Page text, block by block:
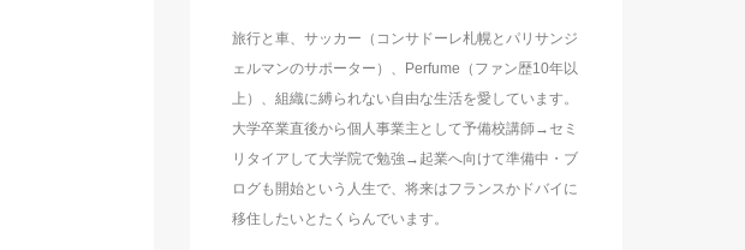
旅行と車、サッカー（コンサドーレ札幌とパリサンジ
ェルマンのサポーター）、Perfume（ファン歴10年以
上）、組織に縛られない自由な生活を愛しています。
大学卒業直後から個人事業主として予備校講師→セミ
リタイアして大学院で勉強→起業へ向けて準備中・ブ
ログも開始という人生で、将来はフランスかドバイに
移住したいとたくらんでいます。